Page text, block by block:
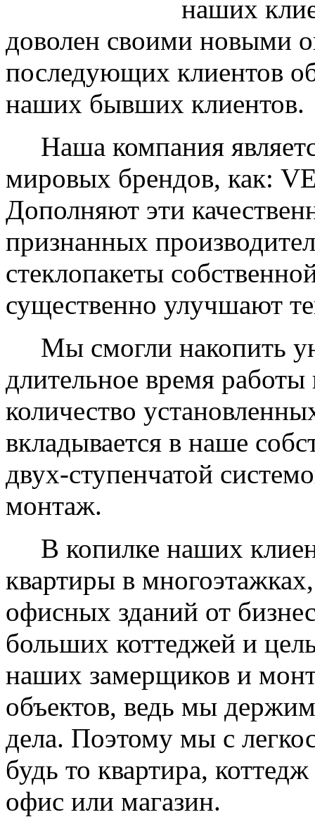
наших
доволен своими новыми
последующих клиентов
наших бывших клиентов.
Наша компания
мировых брендов, как:
Дополняют эти
признанных
стеклопакеты
существенно улучшают
Мы смогли накопить
длительное время
количество
вкладывается в наше
двух-ступенчатой
монтаж.
В копилке наших
квартиры в
офисных зданий от
больших коттеджей и
наших замерщиков и
объектов, ведь мы
дела. Поэтому мы с
будь то квартира,
офис или магазин.